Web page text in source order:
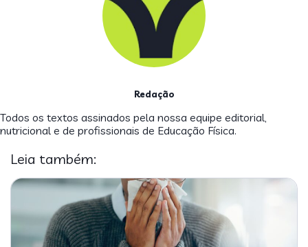
Redação
Todos os textos assinados pela nossa equipe editorial,
nutricional e de profissionais de Educação Física.
Leia também: